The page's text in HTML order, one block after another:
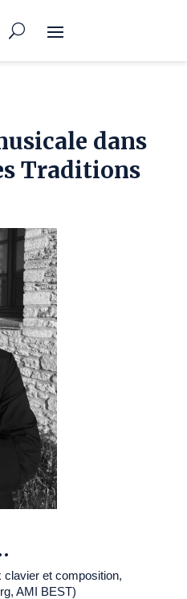
dans
Traditions
et composition,
AMI BEST)